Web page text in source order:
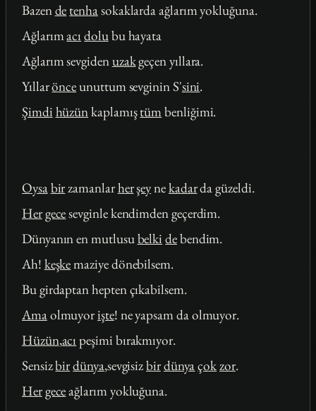
Bazende tenhasokaklarda ağlarım yokluğuna.
Ağlarımacı dolubu hayata
Ağlarım sevgidenuzakgeçen yıllara.
Yıllarönceunuttum sevginin S'sini.
Şimdi hüzünkaplamıştümbenliğimi.
Oysabirzamanlarherşeynekadarda güzeldi.
Hergecesevginle kendimden geçerdim.
Dünyanın en mutlusubelki debendim.
Ah! keşkemaziye dönebilsem.
Bu girdaptan hepten çıkabilsem.
Amaolmuyorişte! ne yapsam da olmuyor.
Hüzün,acı peşimi bırakmıyor.
Sensizbirdünya,sevgisizbirdünyaçokzor.
Hergeceağlarım yokluğuna.